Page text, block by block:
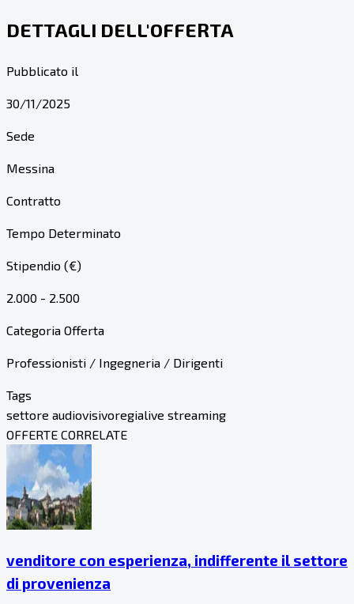
DETTAGLI DELL'OFFERTA
Pubblicato il
30/11/2025
Sede
Messina
Contratto
Tempo Determinato
Stipendio (€)
2.000 - 2.500
Categoria Offerta
Professionisti / Ingegneria / Dirigenti
Tags
settore audiovisivoregialive streaming
OFFERTE CORRELATE
venditore con esperienza, indifferente il settore
di provenienza